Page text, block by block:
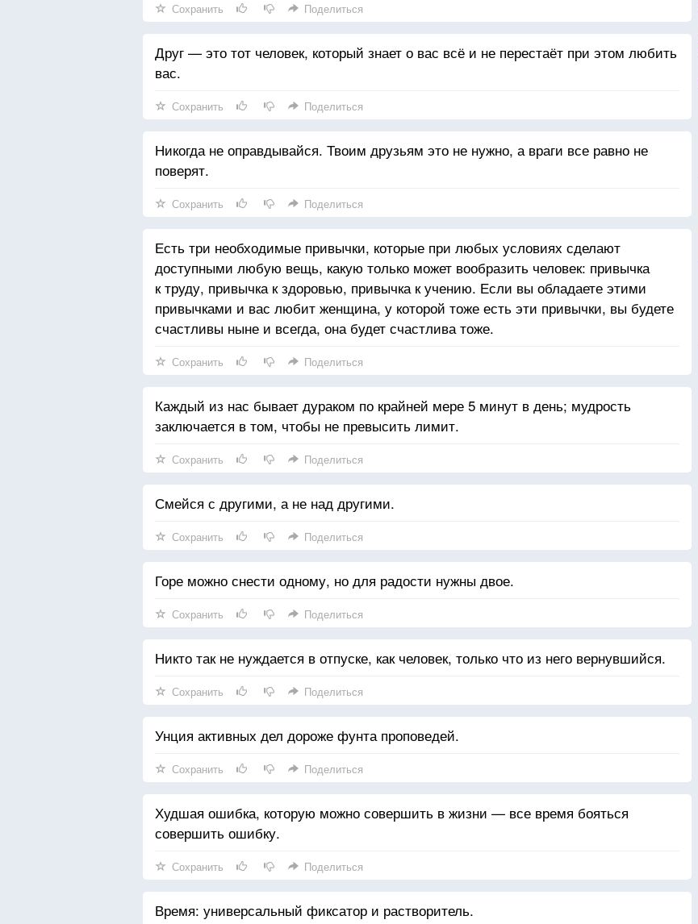
Сохранить Поделиться
Друг — это тот человек, который знает о вас всё и не перестаёт при этом любить
вас.
Сохранить Поделиться
Никогда не оправдывайся. Твоим друзьям это не нужно, а враги все равно не
поверят.
Сохранить Поделиться
Есть три необходимые привычки, которые при любых условиях сделают
доступными любую вещь, какую только может вообразить человек: привычка
к труду, привычка к здоровью, привычка к учению. Если вы обладаете этими
привычками и вас любит женщина, у которой тоже есть эти привычки, вы будете
счастливы ныне и всегда, она будет счастлива тоже.
Сохранить Поделиться
Каждый из нас бывает дураком по крайней мере 5 минут в день; мудрость
заключается в том, чтобы не превысить лимит.
Сохранить Поделиться
Смейся с другими, а не над другими.
Сохранить Поделиться
Горе можно снести одному, но для радости нужны двое.
Сохранить Поделиться
Никто так не нуждается в отпуске, как человек, только что из него вернувшийся.
Сохранить Поделиться
Унция активных дел дороже фунта проповедей.
Сохранить Поделиться
Худшая ошибка, которую можно совершить в жизни — все время бояться
совершить ошибку.
Сохранить Поделиться
Время: универсальный фиксатор и растворитель.